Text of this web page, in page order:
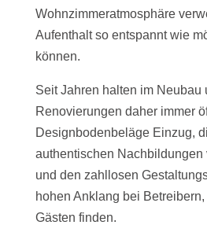
Wohnzimmeratmosphäre
Aufenthalt so entspannt wie
können.
Seit Jahren halten im Neubau
Renovierungen daher immer
Designbodenbeläge Einzug,
authentischen Nachbildungen
und den zahllosen
hohen Anklang bei
Gästen finden.